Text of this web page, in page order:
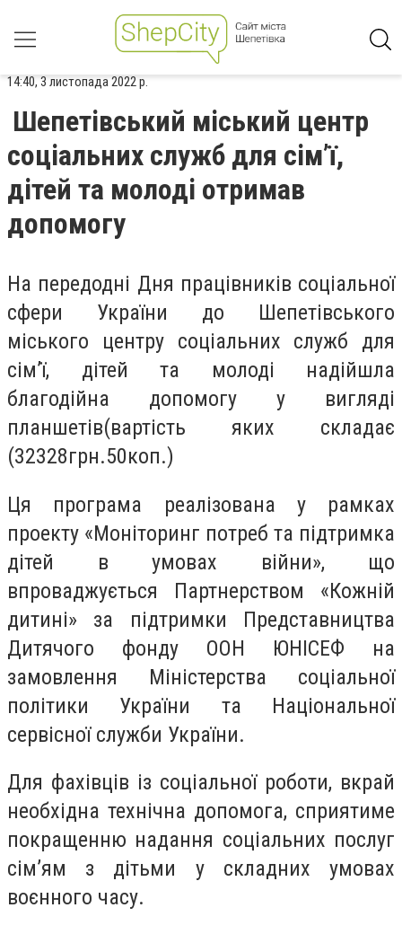
14:40, 3 листопада 2022 р.
Шепетівський міський центр
соціальних служб для сім’ї,
дітей та молоді отримав
допомогу
На передодні Дня працівників соціальної
сфери України до Шепетівського
міського центру соціальних служб для
сім’ї, дітей та молоді надійшла
благодійна допомогу у вигляді
планшетів(вартість яких складає
(32328грн.50коп.)
Ця програма реалізована у рамках
проекту «Моніторинг потреб та підтримка
дітей в умовах війни», що
впроваджується Партнерством «Кожній
дитині» за підтримки Представництва
Дитячого фонду ООН ЮНІСЕФ на
замовлення Міністерства соціальної
політики України та Національної
сервісної служби України.
Для фахівців із соціальної роботи, вкрай
необхідна технічна допомога, сприятиме
покращенню надання соціальних послуг
сім’ям з дітьми у складних умовах
воєнного часу.